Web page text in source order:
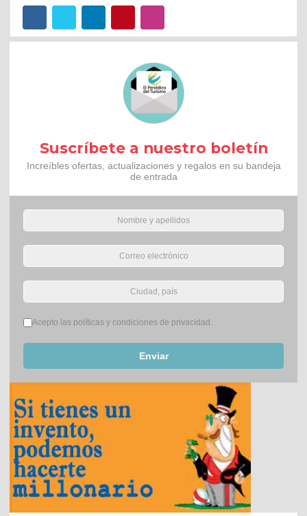
Suscríbete a nuestro boletín
Increíbles ofertas, actualizaciones y regalos en su bandeja
de entrada
Términos del servicio*
Acepto las políticas y condiciones de privacidad.
Enviar